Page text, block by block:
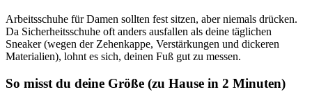
Arbeitsschuhe für Damen sollten fest sitzen, aber niemals drücken.
Da Sicherheitsschuhe oft anders ausfallen als deine täglichen
Sneaker (wegen der Zehenkappe, Verstärkungen und dickeren
Materialien), lohnt es sich, deinen Fuß gut zu messen.
So misst du deine Größe (zu Hause in 2 Minuten)